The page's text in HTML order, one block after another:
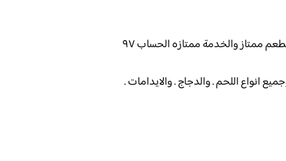
طلبت برم مع عصيدة ١٠/١٠ وفحسه ١٠/١٠ فته ملكي ٨/١٠ الملوح رهيب المطعم ممتاز والخدمة ممتازه الحساب ٩٧
انواع اللحم . والدجاج . والايدامات .